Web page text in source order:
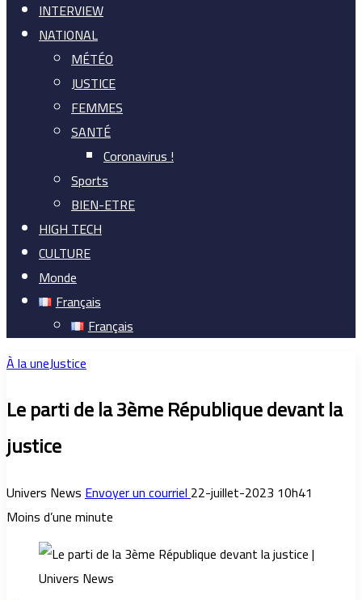
INTERVIEW
NATIONAL
MÉTÉO
JUSTICE
FEMMES
SANTÉ
Coronavirus !
Sports
BIEN-ETRE
HIGH TECH
CULTURE
Monde
Français
Français
À la uneJustice
Le parti de la 3ème République devant la
justice
Univers NewsEnvoyer un courriel22-juillet-2023 10h41
Moins d’une minute